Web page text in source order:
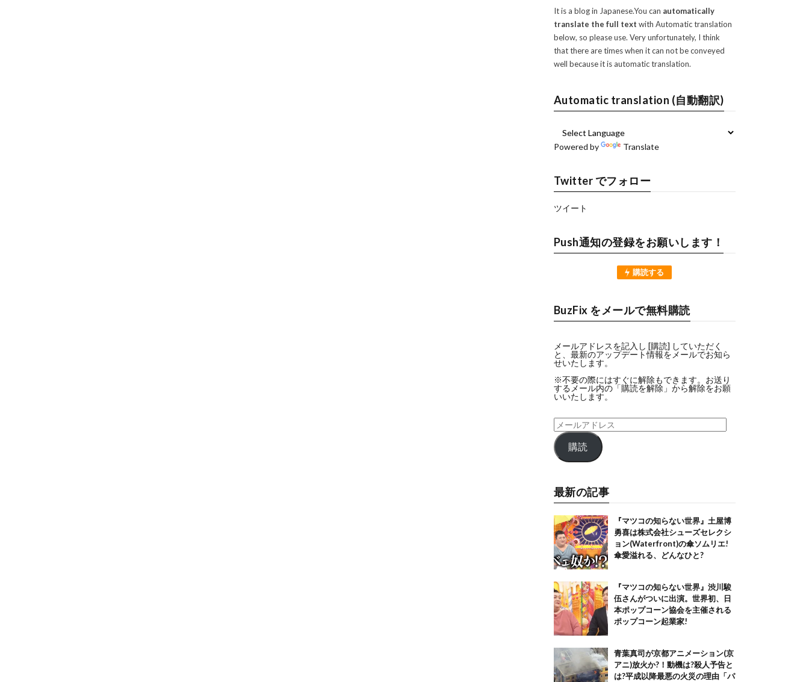
It is a blog in Japanese.You can automatically
translate the full text with Automatic translation
below, so please use. Very unfortunately, I think
that there are times when it can not be conveyed
well because it is automatic translation.
Automatic translation (自動翻訳)
Powered by Translate
Twitter でフォロー
ツイート
Push通知の登録をお願いします！
購読する
BuzFix をメールで無料購読
メールアドレスを記入し [購読] していただく
と、最新のアップデート情報をメールでお知ら
せいたします。
※不要の際にはすぐに解除もできます。お送り
するメール内の「購読を解除」から解除をお願
いいたします。
購読
最新の記事
『マツコの知らない世界』土屋博
勇喜は株式会社シューズセレクシ
ョン(Waterfront)の傘ソムリエ!
傘愛溢れる、どんなひと?
『マツコの知らない世界』渋川駿
伍さんがついに出演。世界初、日
本ポップコーン協会を主催される
ポップコーン起業家!
青葉真司が京都アニメーション(京
アニ)放火か?！動機は?殺人予告と
は?平成以降最悪の火災の理由「パ